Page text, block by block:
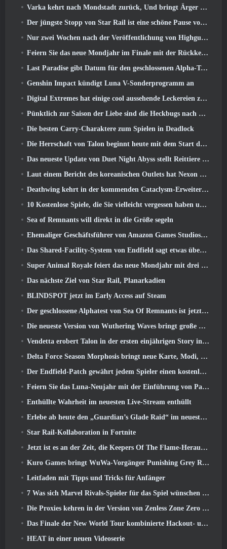
Varka kehrt nach Mondstadt zurück, Und bringt Ärger mit sich im Luna V-Update von Genshin Impact
Der jüngste Stopp von Star Rail ist eine schöne Pause vom Trauma
Nur zwei Wochen nach der Veröffentlichung von Highguard gibt Wildlight Entertainment Entlassungen bekannt
Feiern Sie das neue Mondjahr im Finale mit der Rückkehr des „Bank It Mode“
Last Paradise gibt Datum für den geschlossenen Alpha-Test bekannt
Genshin Impact kündigt Luna V-Sonderprogramm an
Digital Extremes hat einige cool aussehende Leckereien zur Feier des Mondneujahrs in Warframe zusammengestellt
Pünktlich zur Saison der Liebe sind die Heckbugs nach Trove zurückgekehrt
Die besten Carry-Charaktere zum Spielen in Deadlock
Die Herrschaft von Talon beginnt heute mit dem Start der Overwatch-Saison 1: Eroberung
Das neueste Update von Duet Night Abyss stellt Reittiere vor
Laut einem Bericht des koreanischen Outlets hat Nexon ein StarCraft-Shooter-Entwicklerteam zusammengestellt
Deathwing kehrt in der kommenden Cataclysm-Erweiterung nach Hearthstone zurück
10 Kostenlose Spiele, die Sie vielleicht vergessen haben und die am PvP-Fest von Steam teilnehmen
Sea of ​​Remnants will direkt in die Größe segeln
Ehemaliger Geschäftsführer von Amazon Games Studios übernimmt die Leitung des westlichen Verlagswesens von Aion 2
Das Shared-Facility-System von Endfield sagt etwas über Spieler aus
Super Animal Royale feiert das neue Mondjahr mit drei Wochen voller Super-Pferde-Events
Das nächste Ziel von Star Rail, Planarkadien
BLINDSPOT jetzt im Early Access auf Steam
Der geschlossene Alphatest von Sea Of Remnants ist jetzt live
Die neueste Version von Wuthering Waves bringt große Lore-Drops und QoL-Änderungen
Vendetta erobert Talon in der ersten einjährigen Story in Overwatch zurück (Keine „2“, Blizzard lässt das fallen)
Delta Force Season Morphosis bringt neue Karte, Modi, Und von Spielern gewünschte Verbesserungen
Der Endfield-Patch gewährt jedem Spieler einen kostenlosen Sechs-Sterne-Charakter seiner Wahl
Feiern Sie das Luna-Neujahr mit der Einführung von Palia’s Winter Wonder: Riffrocin‘ Neujahrs-Update
Enthüllte Wahrheit im neuesten Live-Stream enthüllt
Erlebe ab heute den „Guardian’s Glade Raid“ im neuesten Update von Guild Wars 2
Star Rail-Kollaboration in Fortnite
Jetzt ist es an der Zeit, die Keepers Of The Flame-Herausforderungen in Path of Exile während Legacy Of Phrecia zu meistern
Kuro Games bringt WuWa-Vorgänger Punishing Grey Raven auf Steam
Leitfaden mit Tipps und Tricks für Anfänger
7 Was sich Marvel Rivals-Spieler für das Spiel wünschen 2026
Die Proxies kehren in der Version von Zenless Zone Zero endlich nach Hause in die Sixth Street zurück 2.6 Aktualisieren
Das Finale der New World Tour kombinierte Hackout- und Orbitallaser
HEAT in einer neuen Videoserie